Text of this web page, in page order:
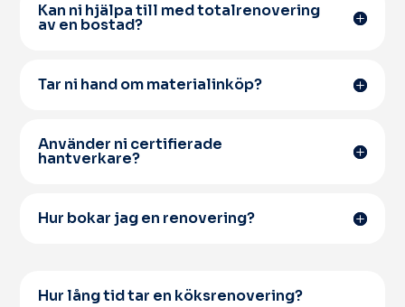
Kan ni hjälpa till med totalrenovering
av en bostad?
Tar ni hand om materialinköp?
Använder ni certifierade
hantverkare?
Hur bokar jag en renovering?
Hur lång tid tar en köksrenovering?